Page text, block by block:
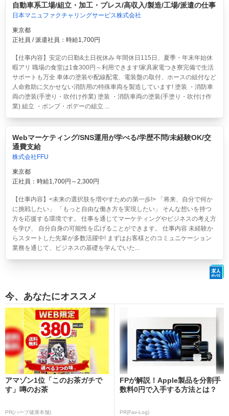
自動車系工場/組立・加工・プレス/高収入/製造/工場/派遣の仕事
日本マニュファクチャリングサービス株式会社
東京都
正社員 / 派遣社員：時給1,700円
【仕事内容】安定の日勤&土日祝休み 年間休日115日、夏季・年末年始休
暇アリ 職場の食堂は1食300円～利用できます!家具家電つき寮完備で生活
サポートも万全 車体の塗装や配線配電、電装盤の取付、ホースの組付など
人命救助に欠かせない消防用の特殊車両を製造しています! 塗装 ・消防車
両の塗装(手塗り・吹付け作業) 塗装 ・消防車両の塗装(手塗り・吹付け作
業) 組立 ・ポンプ・ボデーの組立 ...
Webマーケティング/SNS運用が学べる/学歴不問/未経験OK/交
通費支給
株式会社FFU
東京都
正社員：時給1,700円～2,300円
【仕事内容】<未来の選択肢を増やすための第一歩!> 「将来、自分で何か
に挑戦したい」 「もっと自由な働き方を実現したい」 そんな想いを持つ
方を応援する環境です。 仕事を通じてマーケティングやビジネスの考え方
を学び、 自分自身の可能性を広げることができます。 仕事内容 未経験か
らスタートした先輩が多数活躍中! まずはお客様とのコミュニケーション
業務を通じて、ビジネスの基礎を学んでいた...
今、あなたにオススメ
アマゾン1位「このお茶ガチで
す」噂のお茶
PR(ハーブ健康本舗)
FPが解説！Apple製品を分割手
数料0円で入手する方法とは？
PR(Fav-Log)